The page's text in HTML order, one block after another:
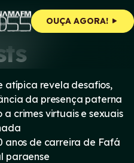
OUÇA AGORA!
Pesquisar
atípica revela desafios,
da presença paterna
crimes virtuais e sexuais
anos de carreira de Fafá
paraense